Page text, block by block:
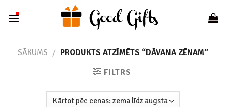
SĀKUMS / PRODUKTS ATZĪMĒTS “DĀVANA ZĒNAM”
FILTRS